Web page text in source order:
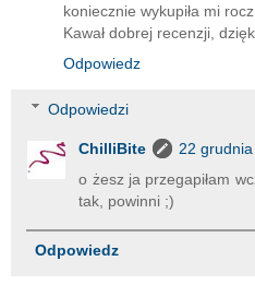
koniecznie wykupiła mi
Kawał dobrej recenzji,
Odpowiedz
Odpowiedzi
ChilliBite
22
o żesz ja przegapiłam
tak, powinni ;)
Odpowiedz